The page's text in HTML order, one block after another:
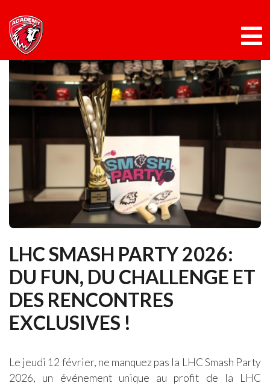
LHC SMASH PARTY 2026:
DU FUN, DU CHALLENGE ET
DES RENCONTRES
EXCLUSIVES !
Le jeudi 12 février, ne manquez pas la LHC Smash Party
2026, un événement unique au profit de la LHC